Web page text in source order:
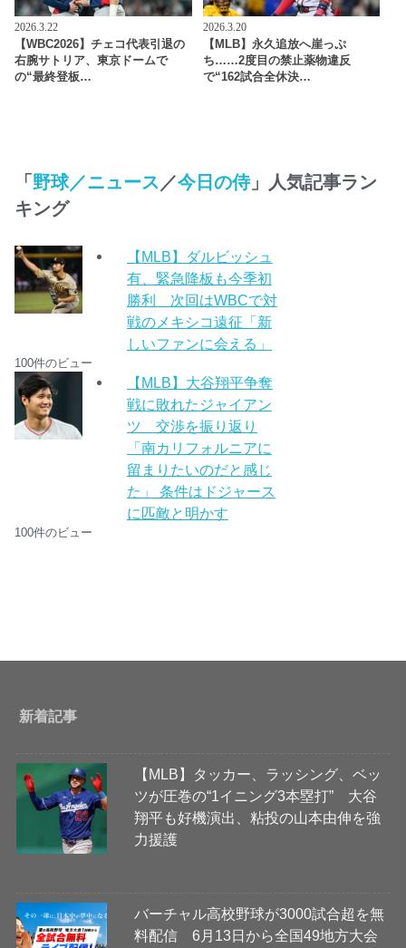
2026.3.22
【WBC2026】チェコ代表引退の
右腕サトリア、東京ドームで
の“最終登板…
2026.3.20
【MLB】永久追放へ崖っぷ
ち……2度目の禁止薬物違反
で“162試合全休決…
「野球／ニュース ／今日の侍」人気記事ラン
キング
【MLB】ダルビッシュ
有、緊急降板も今季初
勝利 次回はWBCで対
戦のメキシコ遠征「新
しいファンに会える」
100件のビュー
【MLB】大谷翔平争奪
戦に敗れたジャイアン
ツ 交渉を振り返り
「南カリフォルニアに
留まりたいのだと感じ
た」 条件はドジャース
に匹敵と明かす
100件のビュー
新着記事
【MLB】タッカー、ラッシング、ベッ
ツが圧巻の“1イニング3本塁打” 大谷
翔平も好機演出、粘投の山本由伸を強
力援護
バーチャル高校野球が3000試合超を無
料配信 6月13日から全国49地方大会